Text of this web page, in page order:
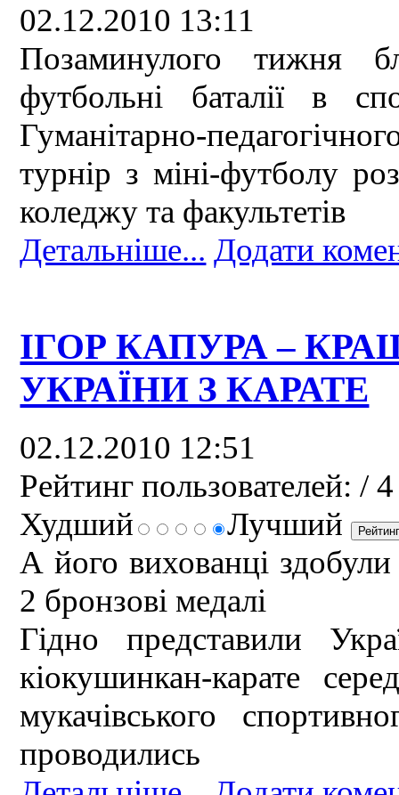
02.12.2010 13:11
Позаминулого тижня
футбольні баталії в
Гуманітарно-
турнір з міні-футболу
коледжу та факультетів
Детальніше... Додати
ІГОР КАПУРА –
УКРАЇНИ З КАРАТЕ
02.12.2010 12:51
Рейтинг пользователей: / 4
Худший
Лучший
А його вихованці
2 бронзові медалі
Гідно представили
кіокушинкан-карате
мукачівського
проводились